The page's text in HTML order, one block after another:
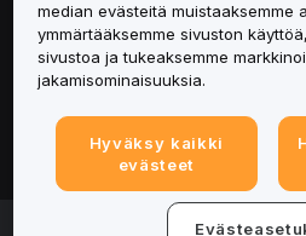
Tuki
Tuotteet
Lakiasiat
© 2025-2026 Bybit.eu. Kaikki
median evästeitä muistaaksemme
ymmärtääksemme sivuston
sivustoa ja tukeaksemme
jakamisominaisuuksia.
Hyväksy kaikki
evästeet